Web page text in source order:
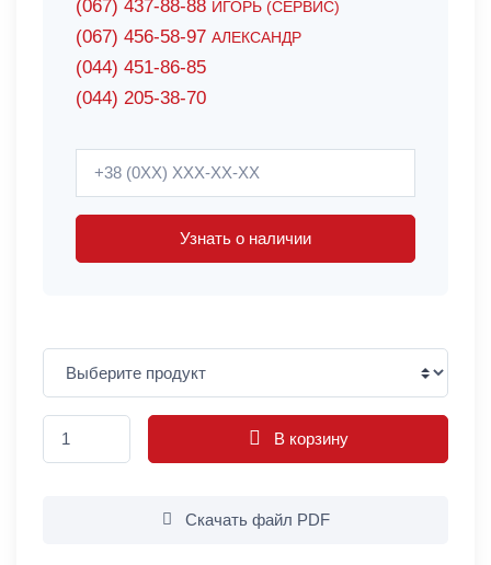
(067) 437-88-88 ИГОРЬ (СЕРВИС)
(067) 456-58-97 АЛЕКСАНДР
(044) 451-86-85
(044) 205-38-70
Узнать о наличии
В корзину
Скачать файл PDF